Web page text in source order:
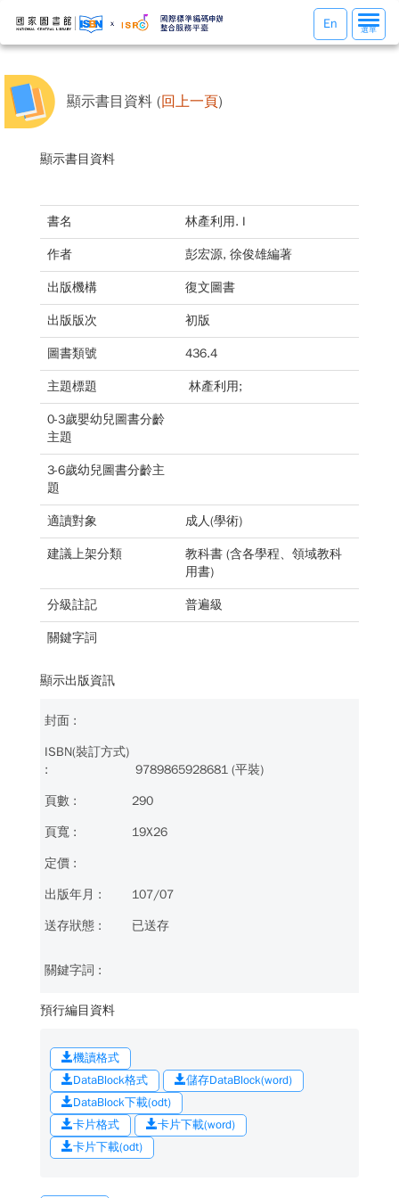
選
單
選單
En
顯示書目資料 (回上一頁)
顯示書目資料
書名 林產利用. I
作者 彭宏源, 徐俊雄編著
出版機構 復文圖書
出版版次 初版
圖書類號 436.4
主題標題 林產利用;
0-3歲嬰幼兒圖書分齡
主題
3-6歲幼兒圖書分齡主
題
適讀對象 成人(學術)
建議上架分類
教科書 (含各學程、領域教科
用書)
分級註記 普遍級
關鍵字詞
顯示出版資訊
9789865928681 (平裝)
290
19X26
107/07
已送存
預行編目資料
機讀格式
DataBlock格式
儲存DataBlock(word)
DataBlock下載(odt)
卡片格式
卡片下載(word)
卡片下載(odt)